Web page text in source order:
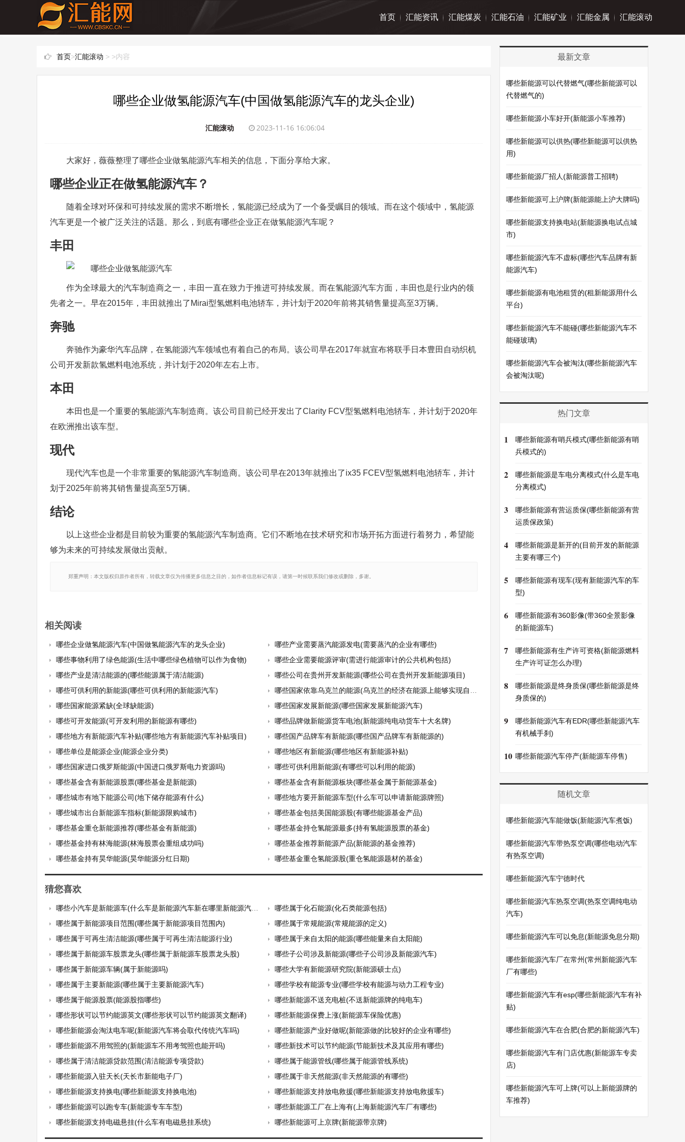
首页 汇能资讯 汇能煤炭 汇能石油 汇能矿业 汇能金属 汇能滚动
首页>汇能滚动 > >内容
哪些企业做氢能源汽车(中国做氢能源汽车的龙头企业)
汇能滚动 2023-11-16 16:06:04
大家好，薇薇整理了哪些企业做氢能源汽车相关的信息，下面分享给大家。
哪些企业正在做氢能源汽车？
随着全球对环保和可持续发展的需求不断增长，氢能源已经成为了一个备受瞩目的领域。而在这个领域中，氢能源
汽车更是一个被广泛关注的话题。那么，到底有哪些企业正在做氢能源汽车呢？
丰田
作为全球最大的汽车制造商之一，丰田一直在致力于推进可持续发展。而在氢能源汽车方面，丰田也是行业内的领
先者之一。早在2015年，丰田就推出了Mirai型氢燃料电池轿车，并计划于2020年前将其销售量提高至3万辆。
奔驰
奔驰作为豪华汽车品牌，在氢能源汽车领域也有着自己的布局。该公司早在2017年就宣布将联手日本豊田自动织机
公司开发新款氢燃料电池系统，并计划于2020年左右上市。
本田
本田也是一个重要的氢能源汽车制造商。该公司目前已经开发出了Clarity FCV型氢燃料电池轿车，并计划于2020年
在欧洲推出该车型。
现代
现代汽车也是一个非常重要的氢能源汽车制造商。该公司早在2013年就推出了ix35 FCEV型氢燃料电池轿车，并计
划于2025年前将其销售量提高至5万辆。
结论
以上这些企业都是目前较为重要的氢能源汽车制造商。它们不断地在技术研究和市场开拓方面进行着努力，希望能
够为未来的可持续发展做出贡献。
郑重声明：本文版权归原作者所有，转载文章仅为传播更多信息之目的，如作者信息标记有误，请第一时候联系我们修改或删除，多谢。
相关阅读
哪些企业做氢能源汽车(中国做氢能源汽车的龙头企业)
哪些产业需要蒸汽能源发电(需要蒸汽的企业有哪些)
哪些事物利用了绿色能源(生活中哪些绿色植物可以作为食物)
哪些企业需要能源评审(需进行能源审计的公共机构包括)
哪些产业是清洁能源的(哪些能源属于清洁能源)
哪些公司在贵州开发新能源(哪些公司在贵州开发新能源项目)
哪些可供利用的新能源(哪些可供利用的新能源汽车)
哪些国家依靠乌克兰的能源(乌克兰的经济在能源上能够实现自给自足)
哪些国家能源紧缺(全球缺能源)
哪些国家发展新能源(哪些国家发展新能源汽车)
哪些可开发能源(可开发利用的新能源有哪些)
哪些品牌做新能源货车电池(新能源纯电动货车十大名牌)
哪些地方有新能源汽车补贴(哪些地方有新能源汽车补贴项目)
哪些国产品牌车有新能源(哪些国产品牌车有新能源的)
哪些单位是能源企业(能源企业分类)
哪些地区有新能源(哪些地区有新能源补贴)
哪些国家进口俄罗斯能源(中国进口俄罗斯电力资源吗)
哪些可供利用新能源(有哪些可以利用的能源)
哪些基金含有新能源股票(哪些基金是新能源)
哪些基金含有新能源板块(哪些基金属于新能源基金)
哪些城市有地下能源公司(地下储存能源有什么)
哪些地方要开新能源车型(什么车可以申请新能源牌照)
哪些城市出台新能源车指标(新能源限购城市)
哪些基金包括美国能源股(有哪些能源基金产品)
哪些基金重仓新能源推荐(哪些基金有新能源)
哪些基金持仓氢能源最多(持有氢能源股票的基金)
哪些基金持有林海能源(林海股票会重组成功吗)
哪些基金推荐新能源产品(新能源的基金推荐)
哪些基金持有昊华能源(昊华能源分红日期)
哪些基金重仓氢能源股(重仓氢能源题材的基金)
猜您喜欢
哪些小汽车是新能源车(什么车是新能源汽车新在哪里新能源汽车分为几类)
哪些属于化石能源(化石类能源包括)
哪些属于新能源项目范围(哪些属于新能源项目范围内)
哪些属于常规能源(常规能源的定义)
哪些属于可再生清洁能源(哪些属于可再生清洁能源行业)
哪些属于来自太阳的能源(哪些能量来自太阳能)
哪些属于新能源车股票龙头(哪些属于新能源车股票龙头股)
哪些子公司涉及新能源(哪些子公司涉及新能源汽车)
哪些属于新能源车辆(属于新能源吗)
哪些大学有新能源研究院(新能源硕士点)
哪些属于主要新能源(哪些属于主要新能源汽车)
哪些学校有能源专业(哪些学校有能源与动力工程专业)
哪些属于能源股票(能源股指哪些)
哪些新能源不送充电桩(不送新能源牌的纯电车)
哪些形状可以节约能源英文(哪些形状可以节约能源英文翻译)
哪些新能源保费上涨(新能源车保险优惠)
哪些新能源会淘汰电车呢(新能源汽车将会取代传统汽车吗)
哪些新能源产业好做呢(新能源做的比较好的企业有哪些)
哪些新能源不用驾照的(新能源车不用考驾照也能开吗)
哪些新技术可以节约能源(节能新技术及其应用有哪些)
哪些属于清洁能源贷款范围(清洁能源专项贷款)
哪些属于能源管线(哪些属于能源管线系统)
哪些新能源入驻天长(天长市新能电子厂)
哪些属于非天然能源(非天然能源的有哪些)
哪些新能源支持换电(哪些新能源支持换电池)
哪些新能源支持放电救援(哪些新能源支持放电救援车)
哪些新能源可以跑专车(新能源专车车型)
哪些新能源工厂在上海有(上海新能源汽车厂有哪些)
哪些新能源支持电磁悬挂(什么车有电磁悬挂系统)
哪些新能源可上京牌(新能源带京牌)
最新文章
哪些新能源可以代替燃气(哪些新能源可以
代替燃气的)
哪些新能源小车好开(新能源小车推荐)
哪些新能源可以供热(哪些新能源可以供热
用)
哪些新能源厂招人(新能源普工招聘)
哪些新能源可上沪牌(新能源能上沪大牌吗)
哪些新能源支持换电站(新能源换电试点城
市)
哪些新能源汽车不虚标(哪些汽车品牌有新
能源汽车)
哪些新能源有电池租赁的(租新能源用什么
平台)
哪些新能源汽车不能碰(哪些新能源汽车不
能碰玻璃)
哪些新能源汽车会被淘汰(哪些新能源汽车
会被淘汰呢)
热门文章
1
哪些新能源有哨兵模式(哪些新能源有哨
兵模式的)
2
哪些新能源是车电分离模式(什么是车电
分离模式)
3
哪些新能源有营运质保(哪些新能源有营
运质保政策)
4
哪些新能源是新开的(目前开发的新能源
主要有哪三个)
5
哪些新能源有现车(现有新能源汽车的车
型)
6
哪些新能源有360影像(带360全景影像
的新能源车)
7
哪些新能源有生产许可资格(新能源燃料
生产许可证怎么办理)
8
哪些新能源是终身质保(哪些新能源是终
身质保的)
9
哪些新能源汽车有EDR(哪些新能源汽车
有机械手刹)
10 哪些新能源汽车停产(新能源车停售)
随机文章
哪些新能源汽车能做饭(新能源汽车煮饭)
哪些新能源汽车带热泵空调(哪些电动汽车
有热泵空调)
哪些新能源汽车宁德时代
哪些新能源汽车热泵空调(热泵空调纯电动
汽车)
哪些新能源汽车可以免息(新能源免息分期)
哪些新能源汽车厂在常州(常州新能源汽车
厂有哪些)
哪些新能源汽车有esp(哪些新能源汽车有补
贴)
哪些新能源汽车在合肥(合肥的新能源汽车)
哪些新能源汽车有门店优惠(新能源车专卖
店)
哪些新能源汽车可上牌(可以上新能源牌的
车推荐)